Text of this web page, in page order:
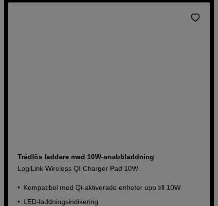
Trådlös laddare med 10W-snabbladdning
LogiLink Wireless QI Charger Pad 10W
Kompatibel med Qi-aktiverade enheter upp till 10W
LED-laddningsindikering